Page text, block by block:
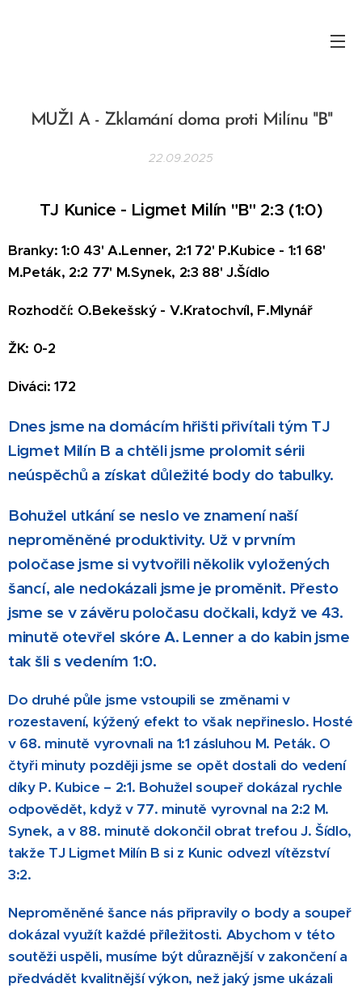
MUŽI A - Zklamání doma proti Milínu "B"
22.09.2025
TJ Kunice - Ligmet Milín "B" 2:3 (1:0)
Branky: 1:0 43' A.Lenner, 2:1 72' P.Kubice - 1:1 68'
M.Peták, 2:2 77' M.Synek, 2:3 88' J.Šídlo
Rozhodčí: O.Bekešský - V.Kratochvíl, F.Mlynář
ŽK: 0-2
Diváci: 172
Dnes jsme na domácím hřišti přivítali tým TJ
Ligmet Milín B a chtěli jsme prolomit sérii
neúspěchů a získat důležité body do tabulky.
Bohužel utkání se neslo ve znamení naší
neproměněné produktivity. Už v prvním
poločase jsme si vytvořili několik vyložených
šancí, ale nedokázali jsme je proměnit. Přesto
jsme se v závěru poločasu dočkali, když ve 43.
minutě otevřel skóre A. Lenner a do kabin jsme
tak šli s vedením 1:0.
Do druhé půle jsme vstoupili se změnami v
rozestavení, kýžený efekt to však nepřineslo. Hosté
v 68. minutě vyrovnali na 1:1 zásluhou M. Peták. O
čtyři minuty později jsme se opět dostali do vedení
díky P. Kubice – 2:1. Bohužel soupeř dokázal rychle
odpovědět, když v 77. minutě vyrovnal na 2:2 M.
Synek, a v 88. minutě dokončil obrat trefou J. Šídlo,
takže TJ Ligmet Milín B si z Kunic odvezl vítězství
3:2.
Neproměněné šance nás připravily o body a soupeř
dokázal využít každé příležitosti. Abychom v této
soutěži uspěli, musíme být důraznější v zakončení a
předvádět kvalitnější výkon, než jaký jsme ukázali